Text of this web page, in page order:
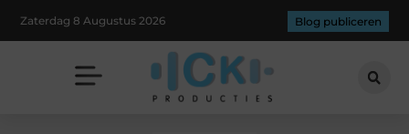
Zaterdag 8 Augustus 2026 Blog publiceren